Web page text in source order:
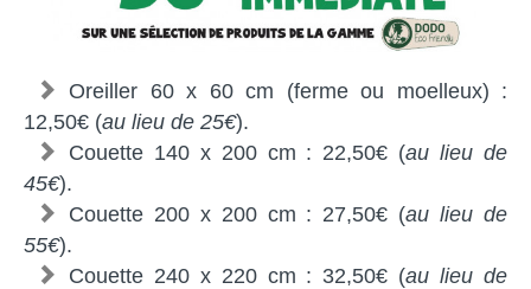
Oreiller 60 x 60 cm (ferme ou moelleux) :
12,50€ (au lieu de 25€).
Couette 140 x 200 cm : 22,50€ (au lieu de
45€).
Couette 200 x 200 cm : 27,50€ (au lieu de
55€).
Couette 240 x 220 cm : 32,50€ (au lieu de